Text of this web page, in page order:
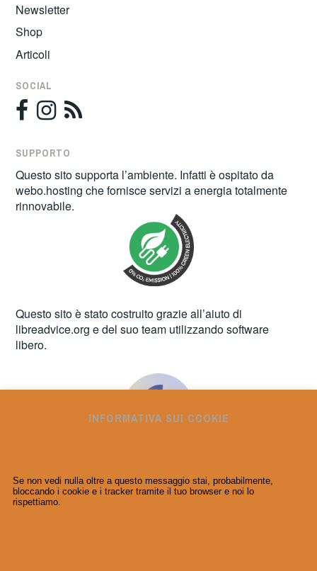
Newsletter
Shop
Articoli
SOCIAL
SUPPORTO
Questo sito supporta l’ambiente. Infatti è ospitato da
webo.hosting che fornisce servizi a energia totalmente
rinnovabile.
Questo sito è stato costruito grazie all’aiuto di
libreadvice.org e del suo team utilizzando software
libero.
INFORMATIVA SUI CCOKIE
Se non vedi nulla oltre a questo messaggio stai, probabilmente,
bloccando i cookie e i tracker tramite il tuo browser e noi lo
rispettiamo.